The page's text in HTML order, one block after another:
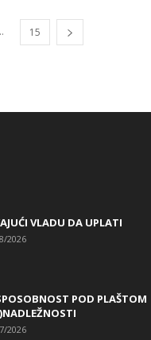
15
VLADU DA UPLATI
2026
POD PLAŠTOM
2026